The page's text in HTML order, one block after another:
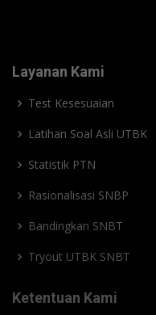
Layanan Kami
Test Kesesuaian
Latihan Soal Asli UTBK
Statistik PTN
Rasionalisasi SNBP
Bandingkan SNBT
Tryout UTBK SNBT
Ketentuan Kami